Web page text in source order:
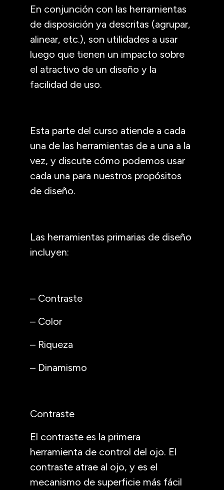
En conjunción con las herramientas
de disposición ya descritas (agrupar,
alinear, etc.), son utilidades a usar
luego que tienen un impacto sobre
el atractivo de un diseño y la
facilidad de uso.
Esta parte del curso atiende a cada
una de las herramientas de a una a la
vez, y discute cómo podemos usar
cada una para nuestros propósitos
de diseño.
Las herramientas primarias de diseño
incluyen:
– Contraste
– Color
– Riqueza
– Dinamismo
Contraste
El contraste es la primera
herramienta de control del ojo. El
contraste atrae al ojo, y es el
mecanismo de superficie más fácil